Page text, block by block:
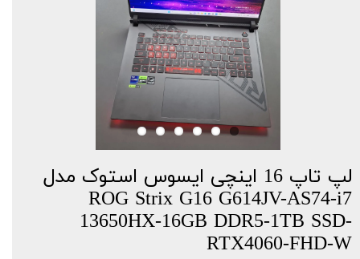
لپ تاپ 16 اینچی ایسوس استوک مدل
ROG Strix G16 G614JV-AS74-i7
13650HX-16GB DDR5-1TB SSD-
RTX4060-FHD-W